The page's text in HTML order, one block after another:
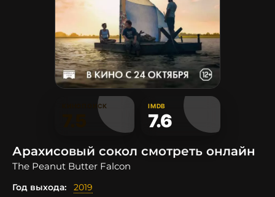
КИНОПОИСК IMDB
7.6
Арахисовый сокол смотреть онлайн
The Peanut Butter Falcon
Год выхода:
2019